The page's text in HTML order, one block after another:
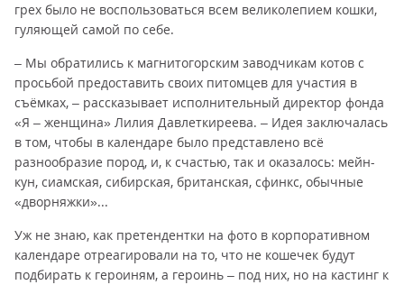
грех было не воспользоваться всем великолепием кошки,
гуляющей самой по себе.
– Мы обратились к магнитогорским заводчикам котов с
просьбой предоставить своих питомцев для участия в
съёмках, – рассказывает исполнительный директор фонда
«Я – женщина» Лилия Давлеткиреева. – Идея заключалась
в том, чтобы в календаре было представлено всё
разнообразие пород, и, к счастью, так и оказалось: мейн-
кун, сиамская, сибирская, британская, сфинкс, обычные
«дворняжки»...
Уж не знаю, как претендентки на фото в корпоративном
календаре отреагировали на то, что не кошечек будут
подбирать к героиням, а героинь – под них, но на кастинг к